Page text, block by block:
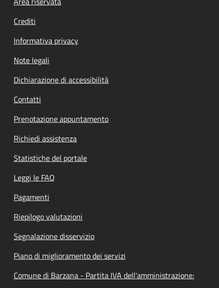
Crediti
Informativa privacy
Note legali
Dichiarazione di accessibilità
Contatti
Prenotazione appuntamento
Richiedi assistenza
Statistiche del portale
Leggi le FAQ
Pagamenti
Riepilogo valutazioni
Segnalazione disservizio
Piano di miglioramento dei servizi
Comune di Barzana - Partita IVA dell'amministrazione: